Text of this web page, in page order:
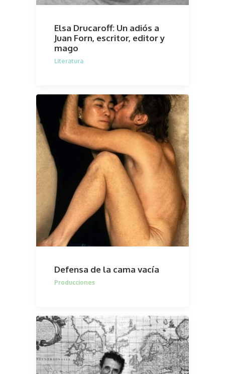
Elsa Drucaroff: Un adiós a
Juan Forn, escritor, editor y
mago
Literatura
Defensa de la cama vacía
Producciones